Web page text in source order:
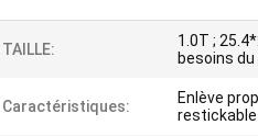
TAILLE:
1.0T ;
besoins
Caractéristiques:
Enlève
restickable